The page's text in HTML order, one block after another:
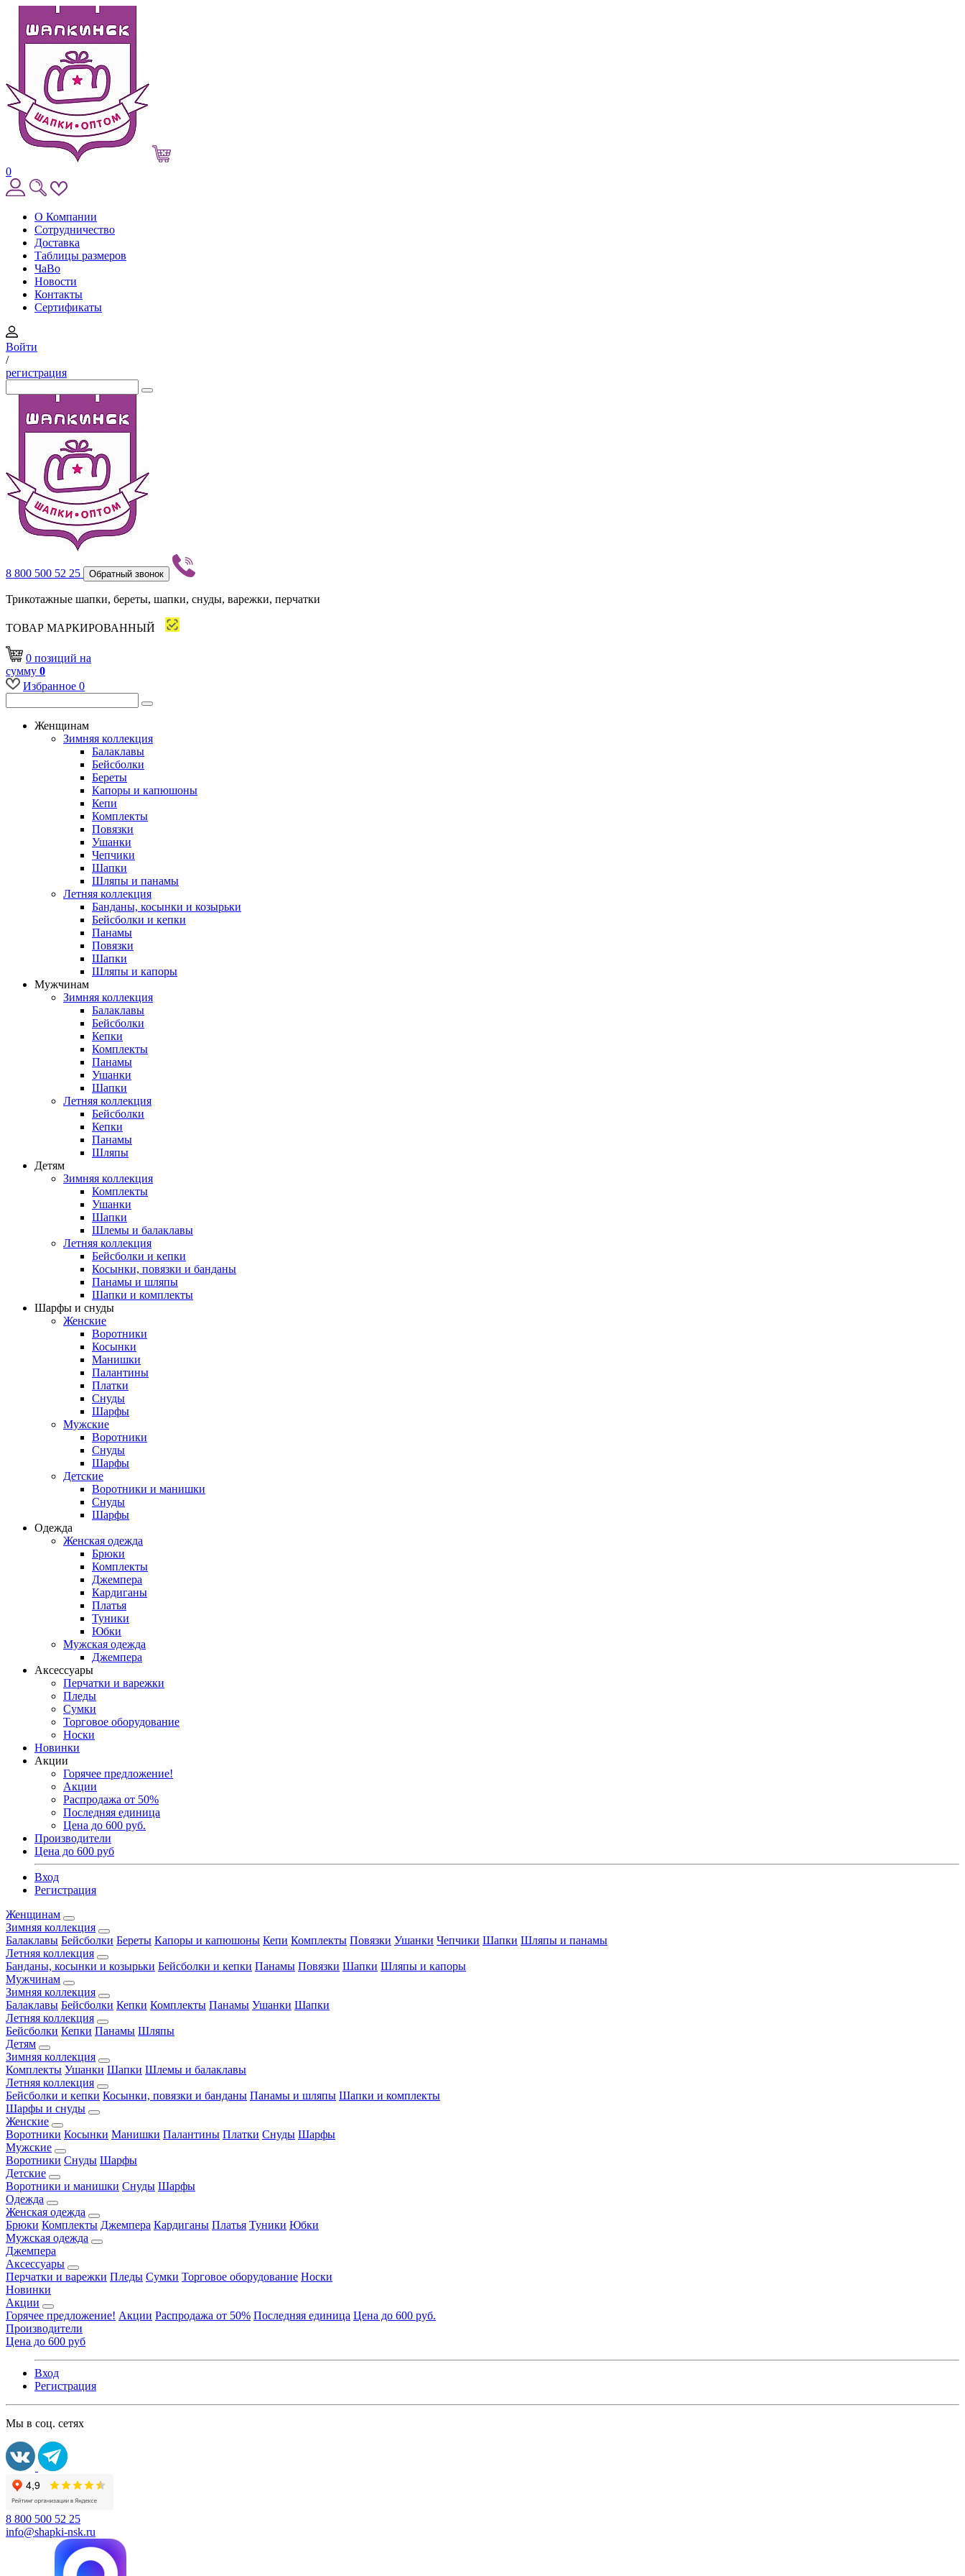
0
О Компании
Сотрудничество
Доставка
Таблицы размеров
ЧаВо
Новости
Контакты
Сертификаты
Войти
/
регистрация
8 800 500 52 25 Обратный звонок
Трикотажные шапки, береты, шапки, снуды, варежки, перчатки
ТОВАР МАРКИРОВАННЫЙ
0 позиций на
сумму 0
Избранное 0
Женщинам
Зимняя коллекция
Балаклавы
Бейсболки
Береты
Капоры и капюшоны
Кепи
Комплекты
Повязки
Ушанки
Чепчики
Шапки
Шляпы и панамы
Летняя коллекция
Банданы, косынки и козырьки
Бейсболки и кепки
Панамы
Повязки
Шапки
Шляпы и капоры
Мужчинам
Зимняя коллекция
Балаклавы
Бейсболки
Кепки
Комплекты
Панамы
Ушанки
Шапки
Летняя коллекция
Бейсболки
Кепки
Панамы
Шляпы
Детям
Зимняя коллекция
Комплекты
Ушанки
Шапки
Шлемы и балаклавы
Летняя коллекция
Бейсболки и кепки
Косынки, повязки и банданы
Панамы и шляпы
Шапки и комплекты
Шарфы и снуды
Женские
Воротники
Косынки
Манишки
Палантины
Платки
Снуды
Шарфы
Мужские
Воротники
Снуды
Шарфы
Детские
Воротники и манишки
Снуды
Шарфы
Одежда
Женская одежда
Брюки
Комплекты
Джемпера
Кардиганы
Платья
Туники
Юбки
Мужская одежда
Джемпера
Аксессуары
Перчатки и варежки
Пледы
Сумки
Торговое оборудование
Носки
Новинки
Акции
Горячее предложение!
Акции
Распродажа от 50%
Последняя единица
Цена до 600 руб.
Производители
Цена до 600 руб
Вход
Регистрация
Женщинам
Зимняя коллекция
Балаклавы Бейсболки Береты Капоры и капюшоны Кепи Комплекты Повязки Ушанки Чепчики Шапки Шляпы и панамы
Летняя коллекция
Банданы, косынки и козырьки Бейсболки и кепки Панамы Повязки Шапки Шляпы и капоры
Мужчинам
Зимняя коллекция
Балаклавы Бейсболки Кепки Комплекты Панамы Ушанки Шапки
Летняя коллекция
Бейсболки Кепки Панамы Шляпы
Детям
Зимняя коллекция
Комплекты Ушанки Шапки Шлемы и балаклавы
Летняя коллекция
Бейсболки и кепки Косынки, повязки и банданы Панамы и шляпы Шапки и комплекты
Шарфы и снуды
Женские
Воротники Косынки Манишки Палантины Платки Снуды Шарфы
Мужские
Воротники Снуды Шарфы
Детские
Воротники и манишки Снуды Шарфы
Одежда
Женская одежда
Брюки Комплекты Джемпера Кардиганы Платья Туники Юбки
Мужская одежда
Джемпера
Аксессуары
Перчатки и варежки Пледы Сумки Торговое оборудование Носки
Новинки
Акции
Горячее предложение! Акции Распродажа от 50% Последняя единица Цена до 600 руб.
Производители
Цена до 600 руб
Вход
Регистрация
Мы в соц. сетях
8 800 500 52 25
info@shapki-nsk.ru